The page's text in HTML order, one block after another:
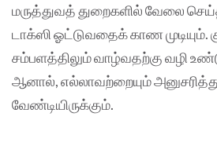
மருத்துவத் துறைகளில் வேலை
டாக்ஸி ஓட்டுவதைக் காண முடியும்.
சம்பளத்திலும் வாழ்வதற்கு வழி
ஆனால், எல்லாவற்றையும்
வேண்டியிருக்கும்.